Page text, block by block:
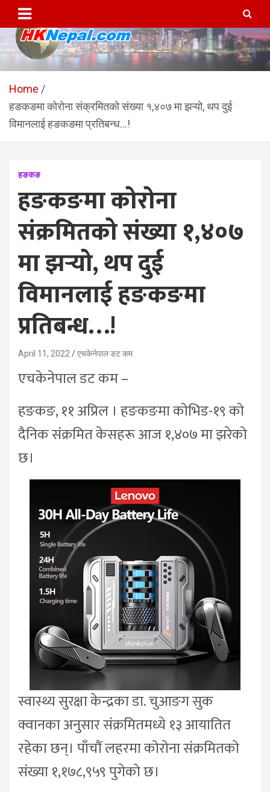
content
HKNepal.com – हङकङबाट
सञ्चालित पहिलो नेपाली अनलाईन
पत्रिका
hknepal, hknepal.com, hk nepal, hk nepal com
Home
हङकङमा कोरोना संक्रमितको संख्या १,४०७ मा झऱ्यो, थप दुई
विमानलाई हङकङमा प्रतिबन्ध…!
हङकङ
हङकङमा कोरोना
संक्रमितको संख्या १,४०७
मा झऱ्यो, थप दुई
विमानलाई हङकङमा
प्रतिबन्ध…!
April 11, 2022 एचकेनेपाल डट कम
एचकेनेपाल डट कम –
हङकङ, ११ अप्रिल । हङकङमा कोभिड-१९ को
दैनिक संक्रमित केसहरू आज १,४०७ मा झरेको
छ।
स्वास्थ्य सुरक्षा केन्द्रका डा. चुआङग सुक
क्वानका अनुसार संक्रमितमध्ये १३ आयातित
रहेका छन्। पाँचौं लहरमा कोरोना संक्रमितको
संख्या १,१७८,९५९ पुगेको छ।